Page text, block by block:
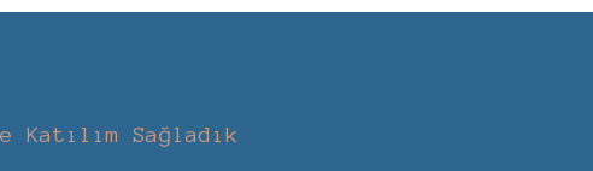
Katılım Sağladık